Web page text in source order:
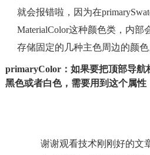
就会报错啦，因为在
MaterialColor这种颜色类，内部
存储固定的几种主色周边的颜色
primaryColor：如果要把顶部导航
黑色或者白色，需要用到这个属性
谢谢观看技术刚刚好的文